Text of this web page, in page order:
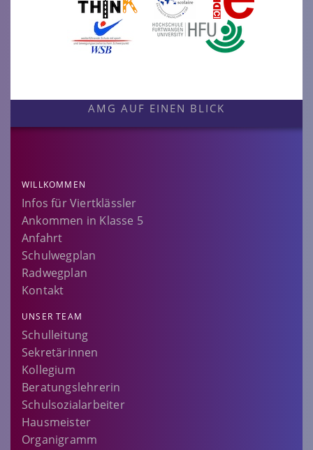
AMG AUF EINEN BLICK
WILLKOMMEN
Infos für Viertklässler
Ankommen in Klasse 5
Anfahrt
Schulwegplan
Radwegplan
Kontakt
UNSER TEAM
Schulleitung
Sekretärinnen
Kollegium
Beratungslehrerin
Schulsozialarbeiter
Hausmeister
Organigramm